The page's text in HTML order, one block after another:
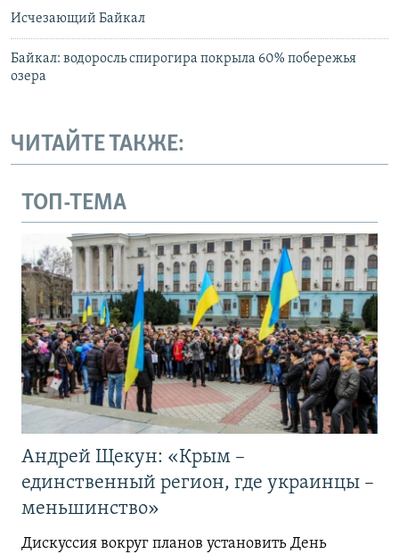
Исчезающий Байкал
Байкал: водоросль спирогира покрыла 60% побережья
озера
ЧИТАЙТЕ ТАКЖЕ:
ТОП-ТЕМА
Андрей Щекун: «Крым –
единственный регион, где украинцы –
меньшинство»
Дискуссия вокруг планов установить День